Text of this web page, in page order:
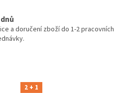
a doručení zboží do 1-2 pracovních
2 + 1